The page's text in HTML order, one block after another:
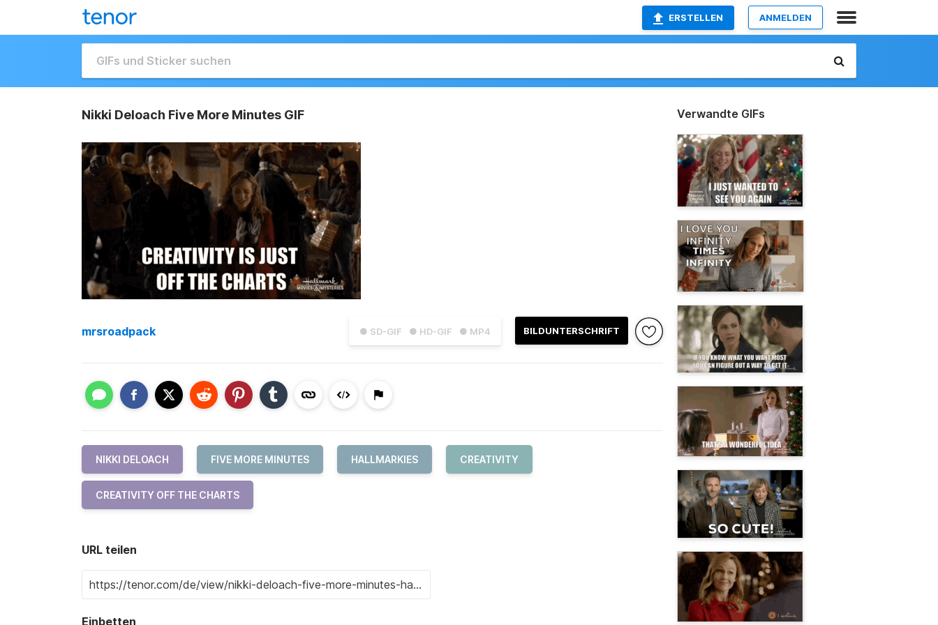
ERSTELLEN ANMELDEN
Nikki Deloach Five More Minutes GIF
● SD-GIF ● HD-GIF ● MP4 BILDUNTERSCHRIFT
mrsroadpack
NIKKI DELOACH FIVE MORE MINUTES HALLMARKIES CREATIVITY
CREATIVITY OFF THE CHARTS
URL teilen
Einbetten
Verwandte GIFs